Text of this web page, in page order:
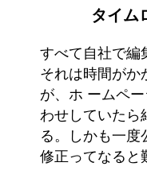
タイム
すべて自社で編
それは時間がか
が、ホ ームペ
わせしていたら
る。しかも一度
修正ってなると